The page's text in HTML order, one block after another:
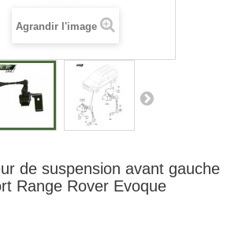
Agrandir l'image
de suspension avant gauche
Range Rover Evoque